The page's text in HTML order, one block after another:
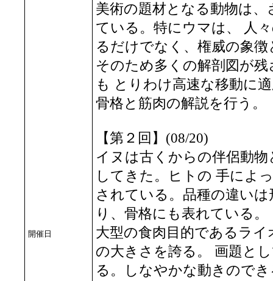
開催日
美術の題材となる動物は
ている。特にウマは、 人
るだけでなく、権威の象
そのため多くの解剖図が
も とりわけ高速な移動に
骨格と筋肉の解説を行う。
【第２回】(08/20)
イヌは古くからの伴侶動
してきた。ヒトの 手によ
されている。品種の違い
り、骨格にも表れている。
大型の食肉目的であるラ
の大きさを誇る。 画題と
る。しなやかな動きので